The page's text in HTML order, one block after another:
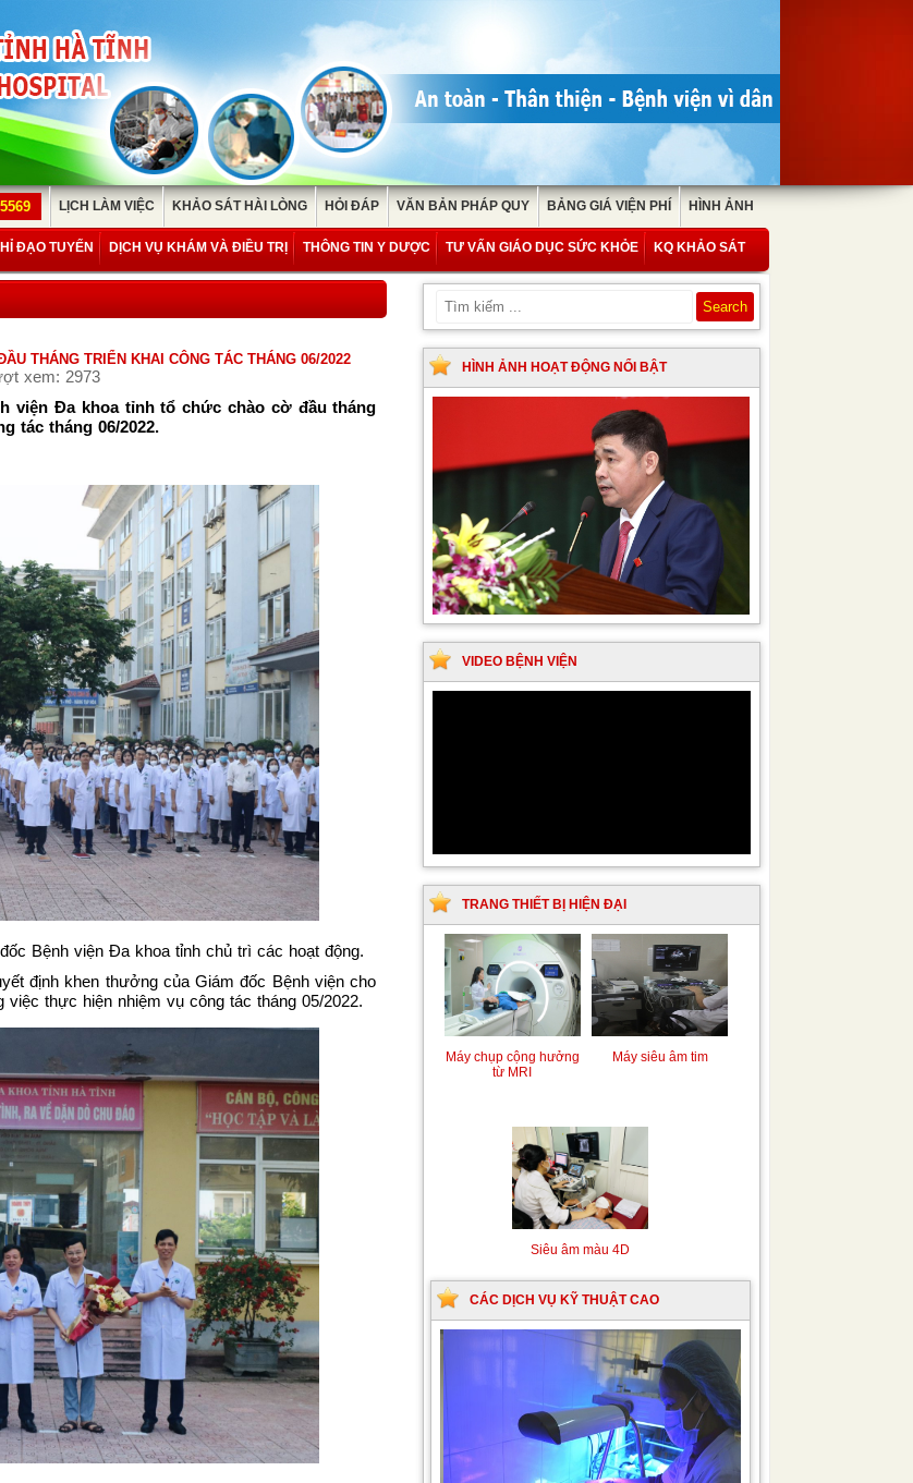
LỊCH LÀM VIỆC KHẢO SÁT HÀI LÒNG HỎI ĐÁP VĂN BẢN PHÁP QUY BẢNG GIÁ VIỆN PHÍ HÌNH ẢNH
ĐẠO TUYẾN DỊCH VỤ KHÁM VÀ ĐIỀU TRỊ THÔNG TIN Y DƯỢC TƯ VẤN GIÁO DỤC SỨC KHỎE KQ KHẢO SÁT
THÁNG TRIỂN KHAI CÔNG TÁC THÁNG 06/2022
xem: 2973
viện Đa khoa tỉnh tổ chức chào cờ đầu tháng
tác tháng 06/2022.
Bệnh viện Đa khoa tỉnh chủ trì các hoạt động.
định khen thưởng của Giám đốc Bệnh viện cho
thực hiện nhiệm vụ công tác tháng 05/2022.
HÌNH ẢNH HOẠT ĐỘNG NỔI BẬT
VIDEO BỆNH VIỆN
TRANG THIẾT BỊ HIỆN ĐẠI
Máy chụp cộng hưởng
từ MRI
Máy siêu âm tim
Siêu âm màu 4D
CÁC DỊCH VỤ KỸ THUẬT CAO